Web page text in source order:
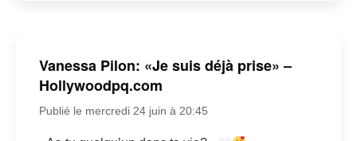
Vanessa Pilon: «Je suis déjà prise» –
Hollywoodpq.com
Publié le mercredi 24 juin à 20:45